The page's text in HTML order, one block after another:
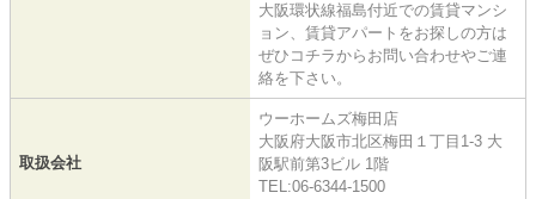
大阪環状線福島付近での賃貸マンシ
ョン、賃貸アパートをお探しの方は
ぜひコチラからお問い合わせやご連
絡を下さい。
取扱会社
ウーホームズ梅田店
大阪府大阪市北区梅田１丁目1-3 大
阪駅前第3ビル 1階
TEL:06-6344-1500